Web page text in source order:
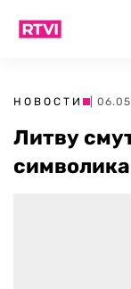
НОВОСТИ |
Литву